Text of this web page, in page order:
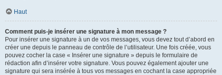
Haut
Comment puis-je insérer une signature à mon message ?
Pour insérer une signature à un de vos messages, vous devez tout d’abord en
créer une depuis le panneau de contrôle de l’utilisateur. Une fois créée, vous
pouvez cocher la case « Insérer une signature » depuis le formulaire de
rédaction afin d’insérer votre signature. Vous pouvez également ajouter une
signature qui sera insérée à tous vos messages en cochant la case appropriée